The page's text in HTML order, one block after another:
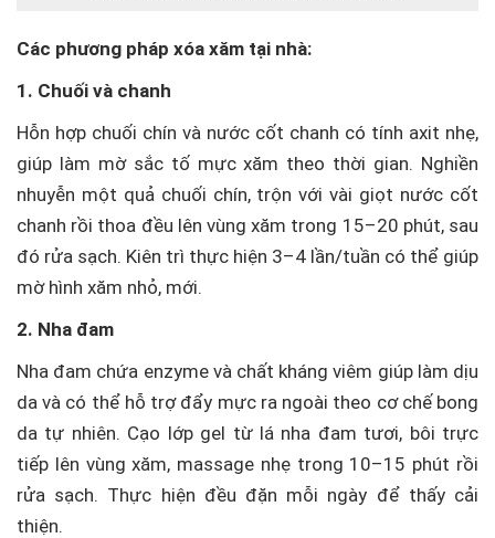
Các phương pháp xóa xăm tại nhà:
1. Chuối và chanh
Hỗn hợp chuối chín và nước cốt chanh có tính axit nhẹ,
giúp làm mờ sắc tố mực xăm theo thời gian. Nghiền
nhuyễn một quả chuối chín, trộn với vài giọt nước cốt
chanh rồi thoa đều lên vùng xăm trong 15–20 phút, sau
đó rửa sạch. Kiên trì thực hiện 3–4 lần/tuần có thể giúp
mờ hình xăm nhỏ, mới.
2. Nha đam
Nha đam chứa enzyme và chất kháng viêm giúp làm dịu
da và có thể hỗ trợ đẩy mực ra ngoài theo cơ chế bong
da tự nhiên. Cạo lớp gel từ lá nha đam tươi, bôi trực
tiếp lên vùng xăm, massage nhẹ trong 10–15 phút rồi
rửa sạch. Thực hiện đều đặn mỗi ngày để thấy cải
thiện.